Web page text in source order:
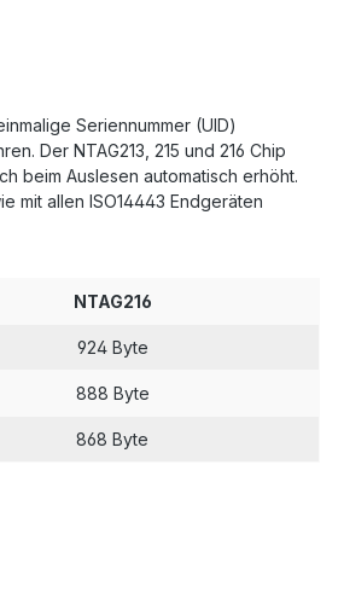
Seriennummer (UID)
Der NTAG213, 215 und 216 Chip
beim Auslesen automatisch erhöht.
mit allen ISO14443 Endgeräten
NTAG216
924 Byte
888 Byte
868 Byte